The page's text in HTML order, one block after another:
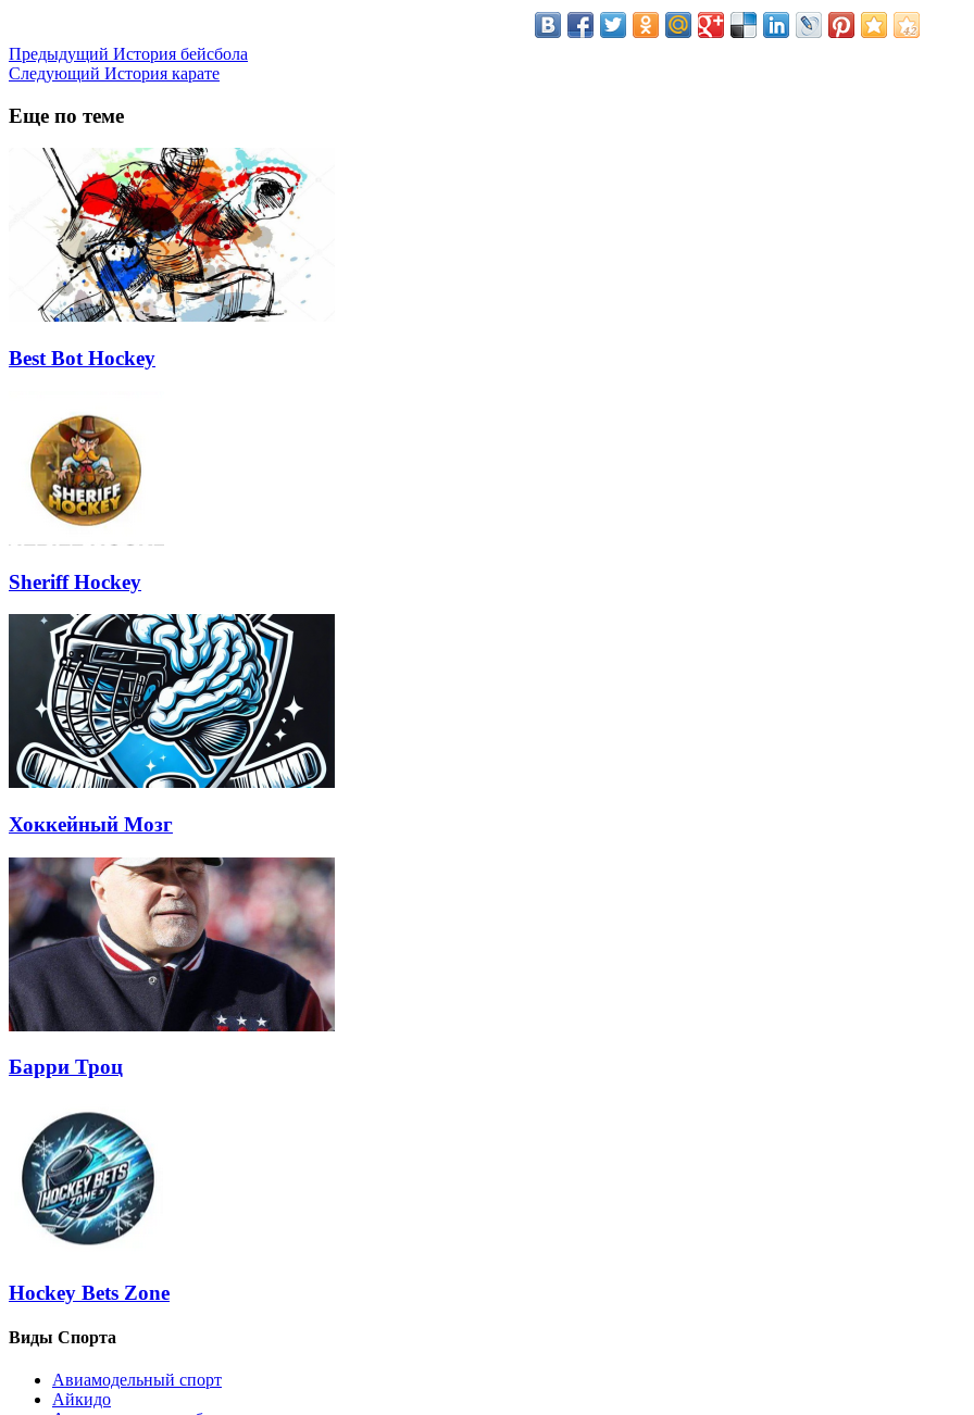
Предыдущий История бейсбола
Следующий История карате
Еще по теме
Best Bot Hockey
Sheriff Hockey
Хоккейный Мозг
Барри Троц
Hockey Bets Zone
Виды Спорта
Авиамодельный спорт
Айкидо